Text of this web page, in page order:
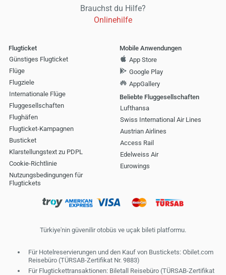
Brauchst du Hilfe?
Onlinehilfe
Flugticket
Günstiges Flugticket
Flüge
Flugziele
Internationale Flüge
Fluggesellschaften
Flughäfen
Flugticket-Kampagnen
Busticket
Klarstellungstext zu PDPL
Cookie-Richtlinie
Nutzungsbedingungen für
Flugtickets
Mobile Anwendungen
App Store
Google Play
AppGallery
Beliebte Fluggesellschaften
Lufthansa
Swiss International Air Lines
Austrian Airlines
Access Rail
Edelweiss Air
Eurowings
Türkiye'nin güvenilir otobüs ve uçak bileti platformu.
Für Hotelreservierungen und den Kauf von Bustickets: Obilet.com
Reisebüro (TÜRSAB-Zertifikat Nr. 9883)
Für Flugtickettransaktionen: Biletall Reisebüro (TÜRSAB-Zertifikat